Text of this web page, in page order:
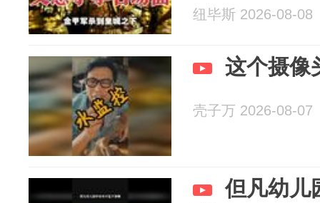
纽毕斯 2026-08-08
这个摄像
壳子万 2026-08-07
但凡幼儿